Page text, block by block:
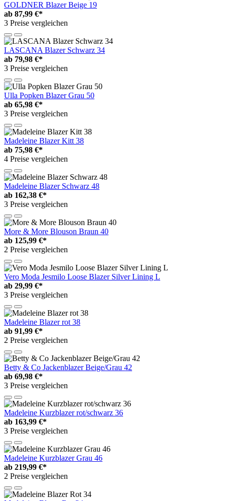
GOLDNER Blazer Beige 19
ab 87,99 €*
3 Preise vergleichen
LASCANA Blazer Schwarz 34
ab 79,98 €*
3 Preise vergleichen
Ulla Popken Blazer Grau 50
ab 65,98 €*
3 Preise vergleichen
Madeleine Blazer Kitt 38
ab 75,98 €*
4 Preise vergleichen
Madeleine Blazer Schwarz 48
ab 162,38 €*
3 Preise vergleichen
More & More Blouson Braun 40
ab 125,99 €*
2 Preise vergleichen
Vero Moda Jesmilo Loose Blazer Silver Lining L
ab 29,99 €*
3 Preise vergleichen
Madeleine Blazer rot 38
ab 91,99 €*
2 Preise vergleichen
Betty & Co Jackenblazer Beige/Grau 42
ab 69,98 €*
3 Preise vergleichen
Madeleine Kurzblazer rot/schwarz 36
ab 163,99 €*
3 Preise vergleichen
Madeleine Kurzblazer Grau 46
ab 219,99 €*
2 Preise vergleichen